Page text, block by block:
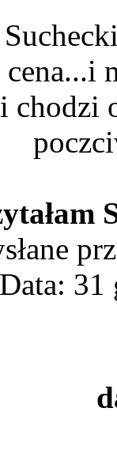
chodzi
Data: 31